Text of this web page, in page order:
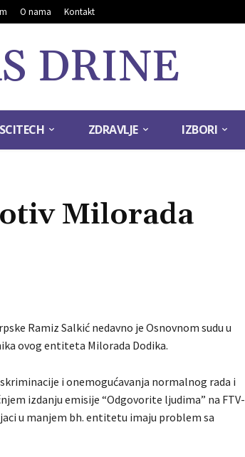
O nama Kontakt
DRINE
SCITECH ZDRAVLJE IZBORI
Milorada
Ramiz Salkić nedavno je Osnovnom sudu u
ovog entiteta Milorada Dodika.
i onemogućavanja normalnog rada i
izdanju emisije “Odgovorite ljudima” na FTV-
u manjem bh. entitetu imaju problem sa